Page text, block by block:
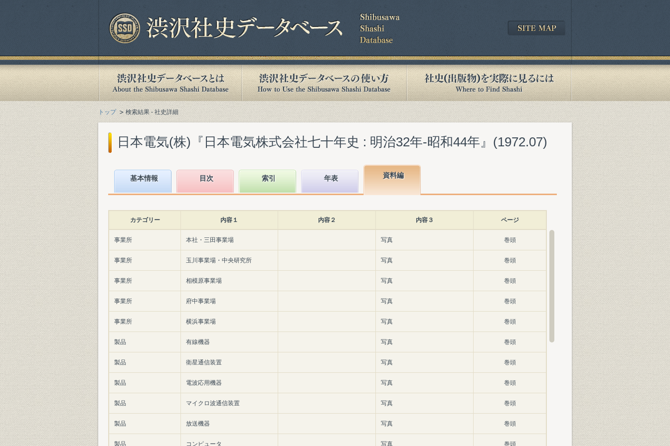
トップ 検索結果 - 社史詳細
日本電気(株)『日本電気株式会社七十年史 : 明治32年-昭和44年』(1972.07)
基本情報 目次 索引 年表 資料編
カテゴリー 内容１ 内容２ 内容３ ページ
事業所 本社・三田事業場 写真 巻頭
事業所 玉川事業場・中央研究所 写真 巻頭
事業所 相模原事業場 写真 巻頭
事業所 府中事業場 写真 巻頭
事業所 横浜事業場 写真 巻頭
製品 有線機器 写真 巻頭
製品 衛星通信装置 写真 巻頭
製品 電波応用機器 写真 巻頭
製品 マイクロ波通信装置 写真 巻頭
製品 放送機器 写真 巻頭
製品 コンピュータ 写真 巻頭